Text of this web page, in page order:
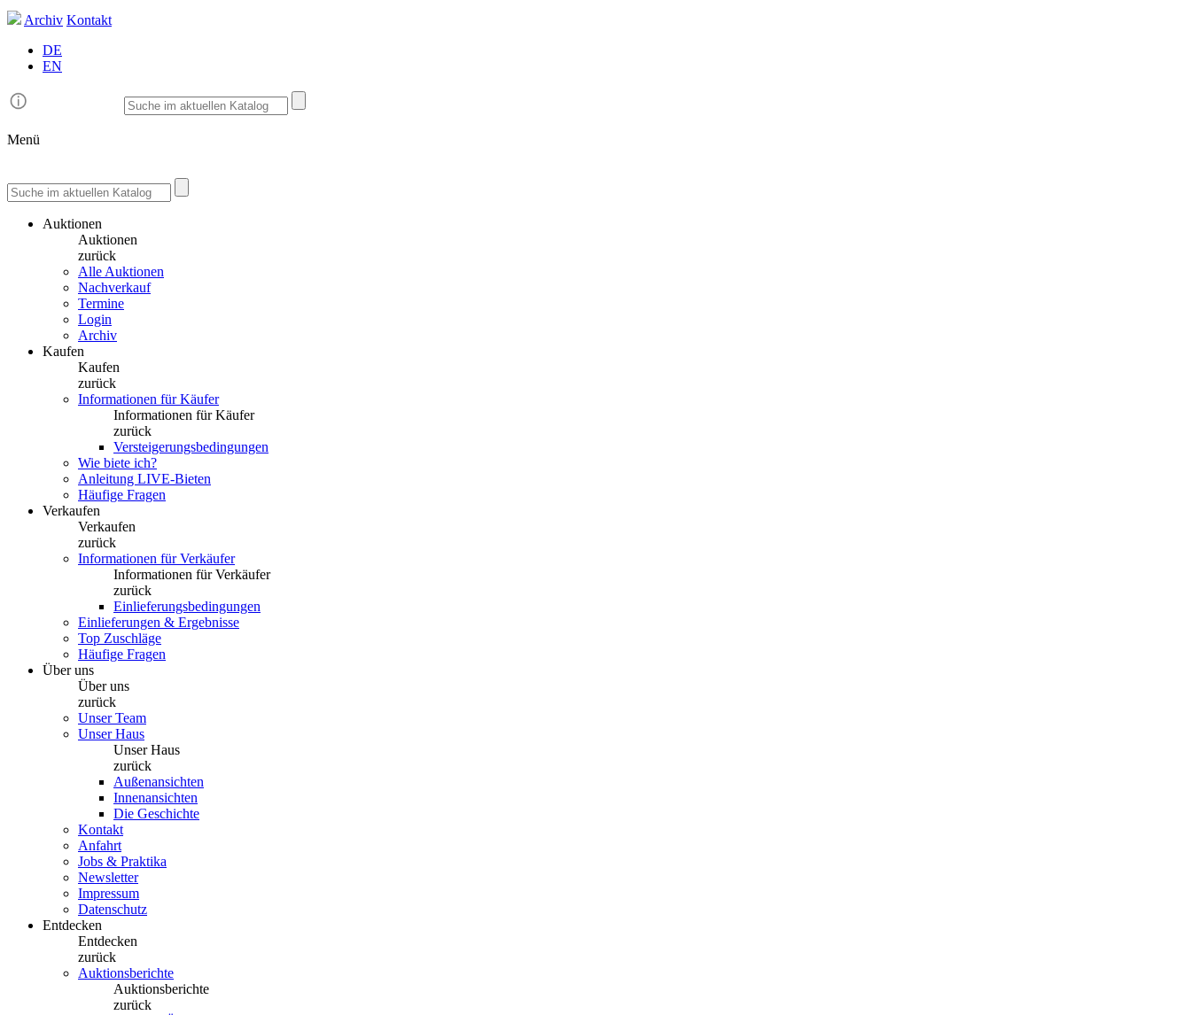
Archiv Kontakt
DE
EN
Menü
Auktionen
Auktionen
zurück
Alle Auktionen
Nachverkauf
Termine
Login
Archiv
Kaufen
Kaufen
zurück
Informationen für Käufer
Informationen für Käufer
zurück
Versteigerungsbedingungen
Wie biete ich?
Anleitung LIVE-Bieten
Häufige Fragen
Verkaufen
Verkaufen
zurück
Informationen für Verkäufer
Informationen für Verkäufer
zurück
Einlieferungsbedingungen
Einlieferungen & Ergebnisse
Top Zuschläge
Häufige Fragen
Über uns
Über uns
zurück
Unser Team
Unser Haus
Unser Haus
zurück
Außenansichten
Innenansichten
Die Geschichte
Kontakt
Anfahrt
Jobs & Praktika
Newsletter
Impressum
Datenschutz
Entdecken
Entdecken
zurück
Auktionsberichte
Auktionsberichte
zurück